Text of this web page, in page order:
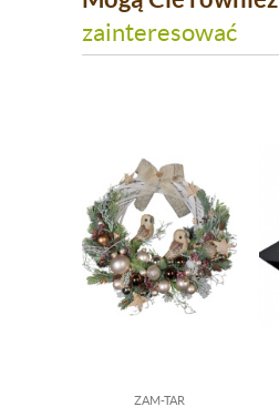
zainteresować
ZAM-TAR